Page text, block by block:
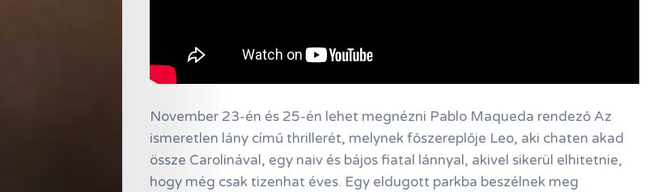
November 23-én és 25-én lehet megnézni Pablo Maqueda rendező Az
ismeretlen lány című thrillerét, melynek főszereplője Leo, aki chaten akad
össze Carolinával, egy naiv és bájos fiatal lánnyal, akivel sikerül elhitetnie,
hogy még csak tizenhat éves. Egy eldugott parkba beszélnek meg